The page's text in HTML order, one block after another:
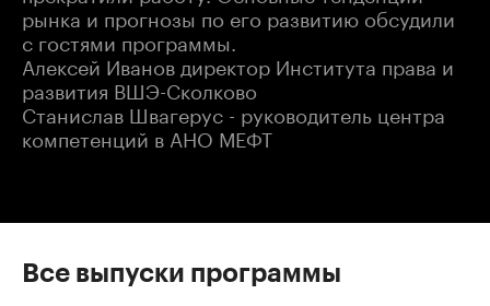
рынка и прогнозы по его развитию обсудили
с гостями программы.
Алексей Иванов директор Института права и
развития ВШЭ-Сколково
Станислав Швагерус - руководитель центра
компетенций в АНО МЕФТ
Все выпуски программы